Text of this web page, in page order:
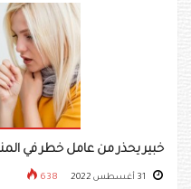
خبير يحذر من عامل خطر في
638